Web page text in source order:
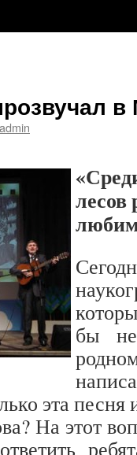
в
admin
лесов
бы
эта песня
На этот